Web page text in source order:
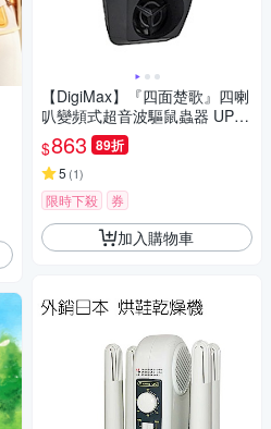
【DigiMax】『四面楚歌』四喇
叭變頻式超音波驅鼠蟲器 UP-1
BA [超音波驅鼠][磁震波驅蟲]
[黃光驅蚊蟲燈]
$863 89折
5 (1)
限時下殺 券
加入購物車